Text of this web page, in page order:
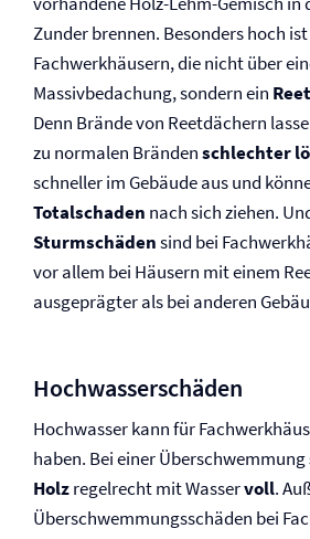
Zunder brennen. Besonders hoch
Fachwerkhäusern, die nicht über
Massivbedachung, sondern ein
Denn Brände von Reetdächern
zu normalen Brändenschlechter
schneller im Gebäude aus und
Totalschaden nach sich ziehen.
Sturmschädensind bei
vor allem bei Häusern mit einem
ausgeprägter als bei anderen
Hochwasserschäden
Hochwasser kann für
haben. Bei einer Überschwemmung
Holzregelrecht mit Wasservoll.
Überschwemmungsschäden bei